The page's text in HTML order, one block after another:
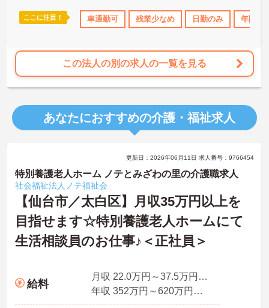
産休･育休･介護休暇取得実績あり ボーナス・賞与あり 社会
ここに注目！ 車通勤可 残業少なめ 日勤のみ 年間休
この法人の別の求人の一覧を見る
あなたにおすすめの介護・福祉求人
更新日：2026年06月11日 求人番号：9766454
特別養護老人ホーム ノテとみざわの里の介護職求人
社会福祉法人ノテ福祉会
【仙台市／太白区】月収35万円以上を
目指せます☆特別養護老人ホームにて
生活相談員のお仕事♪＜正社員＞
給料
月収 22.0万円～37.5万円程度
年収 352万円～620万円程度